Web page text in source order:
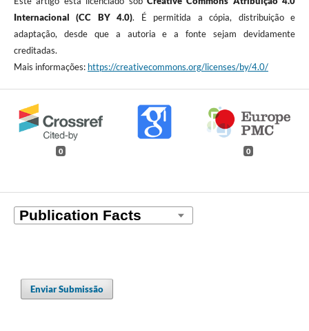
Internacional (CC BY 4.0). É permitida a cópia, distribuição e
adaptação, desde que a autoria e a fonte sejam devidamente
creditadas.
Mais informações: https://creativecommons.org/licenses/by/4.0/
0 0
Enviar Submissão